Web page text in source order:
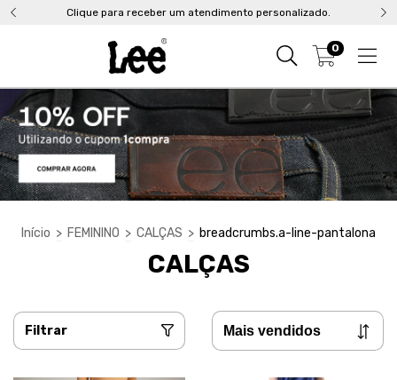
Clique para receber um atendimento personalizado.
0
Início > FEMININO > CALÇAS > breadcrumbs.a-line-pantalona
CALÇAS
Filtrar